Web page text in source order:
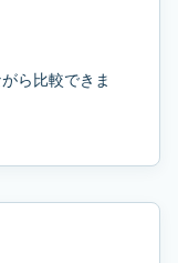
ら比較できま